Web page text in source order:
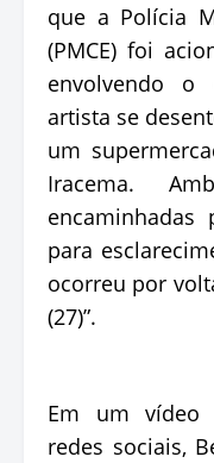
que a Polícia
(PMCE) foi
envolvendo o
artista se
um
Iracema.
para
ocorreu por
(27)”.
Em um vídeo
redes sociais,